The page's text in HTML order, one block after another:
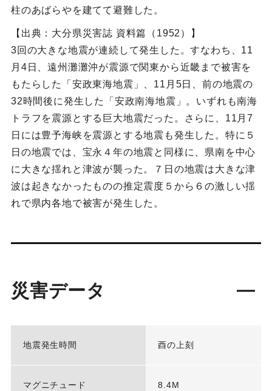
柱のあばらやを建てて避難した。
【出典：大分県災害誌 資料篇（1952）】
3回の大きな地震が連続して発生した。すなわち、11
月4日、遠州灘灘沖が震源で関東から近畿まで被害を
もたらした「安政東海地震」、11月5日、前の地震の
32時間後に発生した「安政南海地震」。いずれも南海
トラフを震源とする巨大地震だった。さらに、11月7
日には豊予海峡を震源とする地震も発生した。特に５
日の地震では、宝永４年の地震と同様に、県南を中心
に大きな揺れと津波が襲った。７日の地震は大きな津
波は起きなかったものの推定震度５から６の激しい揺
れで県内各地で被害が発生した。
災害データ
地震発生時間 酉の上刻
マグニチュード 8.4M